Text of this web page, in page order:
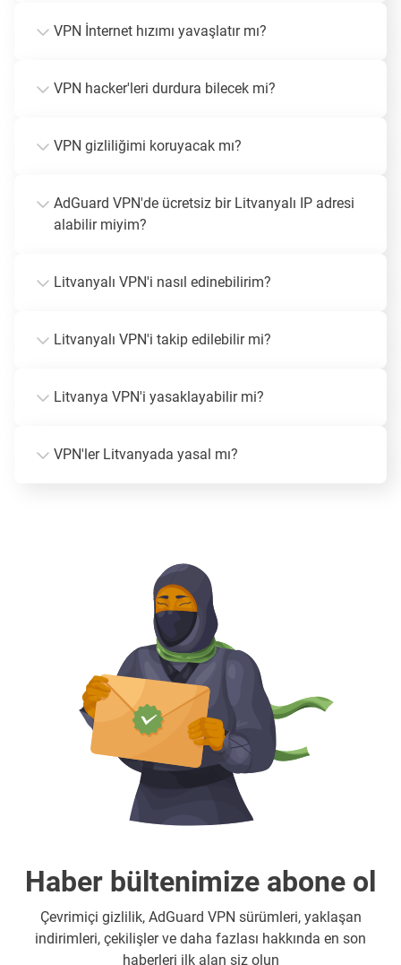
VPN İnternet hızımı yavaşlatır mı?
VPN hacker'leri durdura bilecek mi?
VPN gizliliğimi koruyacak mı?
AdGuard VPN'de ücretsiz bir Litvanyalı IP adresi
alabilir miyim?
Litvanyalı VPN'i nasıl edinebilirim?
Litvanyalı VPN'i takip edilebilir mi?
Litvanya VPN'i yasaklayabilir mi?
VPN'ler Litvanyada yasal mı?
Haber bültenimize abone ol
Çevrimiçi gizlilik, AdGuard VPN sürümleri, yaklaşan
indirimleri, çekilişler ve daha fazlası hakkında en son
haberleri ilk alan siz olun